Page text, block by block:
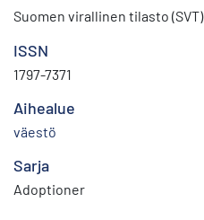
Suomen virallinen tilasto (SVT)
ISSN
1797-7371
Aihealue
väestö
Sarja
Adoptioner